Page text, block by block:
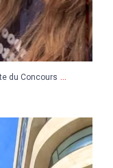
du Concours ...
comme les ...